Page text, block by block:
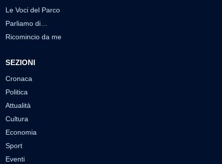
Le Voci del Parco
Parliamo di…
Ricomincio da me
SEZIONI
Cronaca
Politica
Attualità
Cultura
Economia
Sport
Eventi